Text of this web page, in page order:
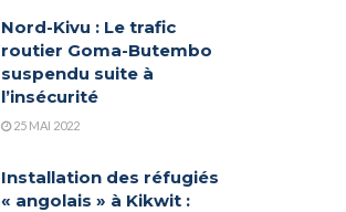
Nord-Kivu : Le trafic
routier Goma-Butembo
suspendu suite à
l’insécurité
25 MAI 2022
Installation des réfugiés
« angolais » à Kikwit :